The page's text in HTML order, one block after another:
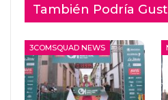
También Podría
3COMSQUAD NEWS